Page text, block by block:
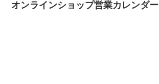
オンラインショップ営業カレンダー